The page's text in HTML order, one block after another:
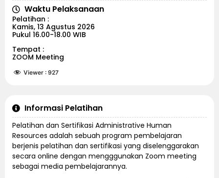
Waktu Pelaksanaan
Pelatihan :
Kamis, 13 Agustus 2026
Pukul 16.00-18.00 WIB
Tempat :
ZOOM Meeting
Viewer : 927
Informasi Pelatihan
Pelatihan dan Sertifikasi Administrative Human
Resources adalah sebuah program pembelajaran
berjenis pelatihan dan sertifikasi yang diselenggarakan
secara online dengan mengggunakan Zoom meeting
sebagai media pembelajarannya.